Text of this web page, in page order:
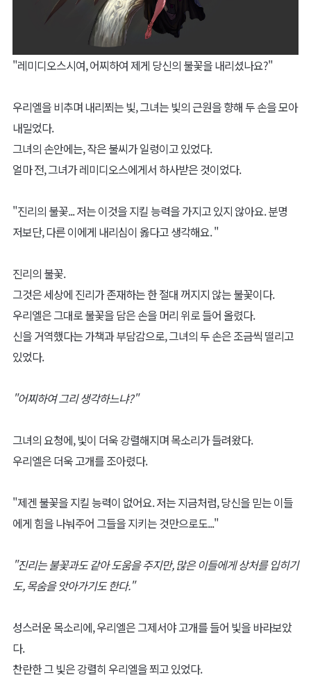
"레미디오스시여, 어찌하여 제게 당신의 불꽃을 내리셨나요?"
우리엘을 비추며 내리쬐는 빛, 그녀는 빛의 근원을 향해 두 손을 모아
내밀었다.
그녀의 손안에는, 작은 불씨가 일렁이고 있었다.
얼마 전, 그녀가 레미디오스에게서 하사받은 것이었다.
"진리의 불꽃... 저는 이것을 지킬 능력을 가지고 있지 않아요. 분명
저보단, 다른 이에게 내리심이 옳다고 생각해요. "
진리의 불꽃.
그것은 세상에 진리가 존재하는 한 절대 꺼지지 않는 불꽃이다.
우리엘은 그대로 불꽃을 담은 손을 머리 위로 들어 올렸다.
신을 거역했다는 가책과 부담감으로, 그녀의 두 손은 조금씩 떨리고
있었다.
"어찌하여 그리 생각하느냐?"
그녀의 요청에, 빛이 더욱 강렬해지며 목소리가 들려왔다.
우리엘은 더욱 고개를 조아렸다.
"제겐 불꽃을 지킬 능력이 없어요. 저는 지금처럼, 당신을 믿는 이들
에게 힘을 나눠주어 그들을 지키는 것만으로도..."
"진리는 불꽃과도 같아 도움을 주지만, 많은 이들에게 상처를 입히기
도, 목숨을 앗아가기도 한다."
성스러운 목소리에, 우리엘은 그제서야 고개를 들어 빛을 바라보았
다.
찬란한 그 빛은 강렬히 우리엘을 쬐고 있었다.